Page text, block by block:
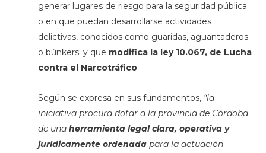
generar lugares de riesgo para la seguridad pública
o en que puedan desarrollarse actividades
delictivas, conocidos como guaridas, aguantaderos
o búnkers; y que modifica la ley 10.067, de Lucha
contra el Narcotráfico.
Según se expresa en sus fundamentos,“la
iniciativa procura dotar a la provincia de Córdoba
de una herramienta legal clara, operativa y
jurídicamente ordenadapara la actuación